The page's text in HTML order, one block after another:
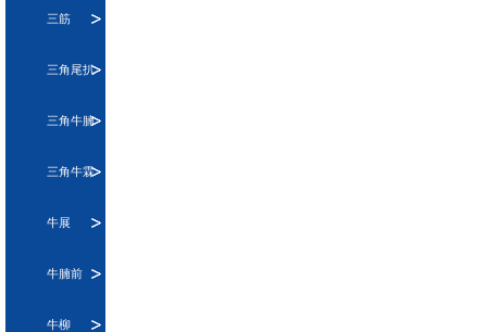
三筋
三角尾扒
三角牛腩
三角牛霖
牛展
牛腩前
牛柳